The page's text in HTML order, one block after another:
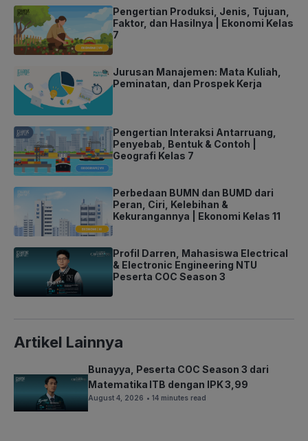
Pengertian Produksi, Jenis, Tujuan,
Faktor, dan Hasilnya | Ekonomi Kelas
7
Jurusan Manajemen: Mata Kuliah,
Peminatan, dan Prospek Kerja
Pengertian Interaksi Antarruang,
Penyebab, Bentuk & Contoh |
Geografi Kelas 7
Perbedaan BUMN dan BUMD dari
Peran, Ciri, Kelebihan &
Kekurangannya | Ekonomi Kelas 11
Profil Darren, Mahasiswa Electrical
& Electronic Engineering NTU
Peserta COC Season 3
Artikel Lainnya
Bunayya, Peserta COC Season 3 dari
Matematika ITB dengan IPK 3,99
August 4, 2026 • 14 minutes read